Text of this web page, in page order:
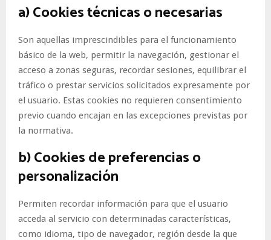
a) Cookies técnicas o necesarias
Son aquellas imprescindibles para el funcionamiento
básico de la web, permitir la navegación, gestionar el
acceso a zonas seguras, recordar sesiones, equilibrar el
tráfico o prestar servicios solicitados expresamente por
el usuario. Estas cookies no requieren consentimiento
previo cuando encajan en las excepciones previstas por
la normativa.
b) Cookies de preferencias o
personalización
Permiten recordar información para que el usuario
acceda al servicio con determinadas características,
como idioma, tipo de navegador, región desde la que